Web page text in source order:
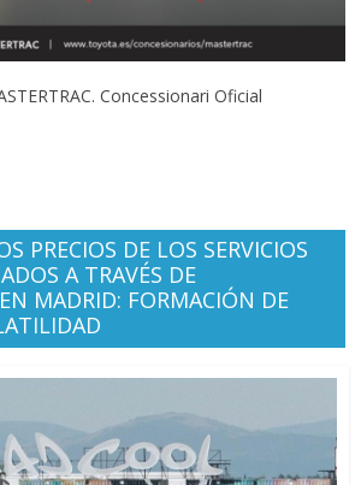
Concessionari Oficial
PRECIOS DE LOS SERVICIOS
A TRAVÉS DE
MADRID: FORMACIÓN DE